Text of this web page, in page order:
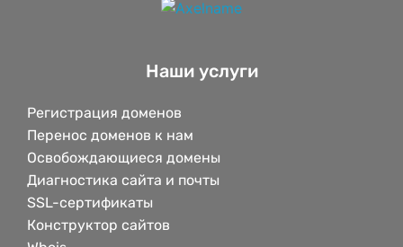
Наши услуги
Регистрация доменов
Перенос доменов к нам
Освобождающиеся домены
Диагностика сайта и почты
SSL-сертификаты
Конструктор сайтов